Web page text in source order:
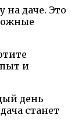
на даче. Это
и
день
станет